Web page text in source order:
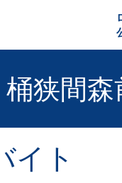
桶狭間森
イト